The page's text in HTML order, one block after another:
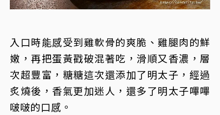
入口時能感受到雞軟骨的爽脆、雞腿肉的鮮
嫩，再把蛋黃戳破混著吃，滑順又香濃，層
次超豐富，糖糖這次還添加了明太子，經過
炙燒後，香氣更加迷人，還多了明太子嗶嗶
啵啵的口感。